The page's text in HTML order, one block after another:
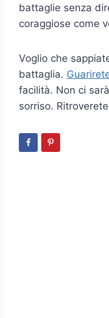
battaglie senza
coraggiose come
Voglio che
battaglia.
facilità. Non ci
sorriso.